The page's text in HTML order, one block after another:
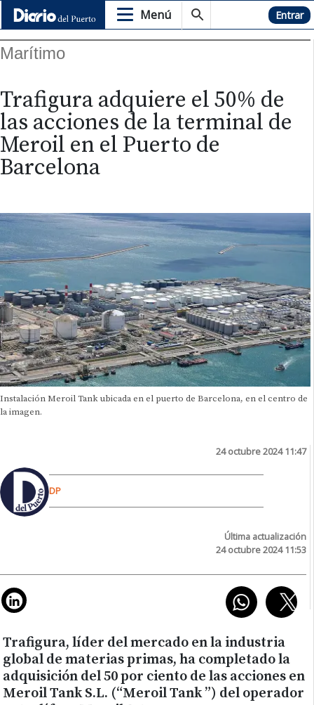
Menú Hemeroteca Entrar
Marítimo
Trafigura adquiere el 50% de
las acciones de la terminal de
Meroil en el Puerto de
Barcelona
Instalación Meroil Tank ubicada en el puerto de Barcelona, en el centro de
la imagen.
24 octubre 2024 11:47
DP
Última actualización
24 octubre 2024 11:53
Trafigura, líder del mercado en la industria
global de materias primas, ha completado la
adquisición del 50 por ciento de las acciones en
Meroil Tank S.L. (“Meroil Tank ”) del operador